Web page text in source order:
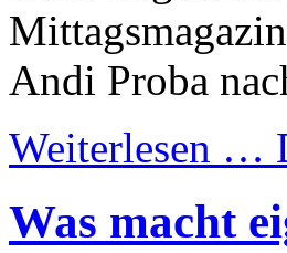
Andi Proba
Weiterlesen …
Was macht